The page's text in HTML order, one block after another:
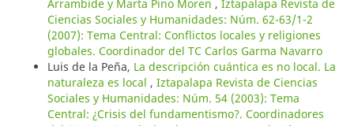
Arrambide y Marta Pino Moren , Iztapalapa Revista de
Ciencias Sociales y Humanidades: Núm. 62-63/1-2
(2007): Tema Central: Conflictos locales y religiones
globales. Coordinador del TC Carlos Garma Navarro
Luis de la Peña, La descripción cuántica es no local. La
naturaleza es local , Iztapalapa Revista de Ciencias
Sociales y Humanidades: Núm. 54 (2003): Tema
Central: ¿Crisis del fundamentismo?. Coordinadores